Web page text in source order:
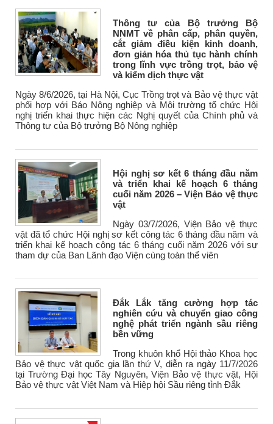
Thông tư của Bộ trưởng Bộ
NNMT về phân cấp, phân quyền,
cắt giảm điều kiện kinh doanh,
đơn giản hóa thủ tục hành chính
trong lĩnh vực trồng trọt, bảo vệ
và kiểm dịch thực vật
Ngày 8/6/2026, tại Hà Nội, Cục Trồng trọt và Bảo vệ thực vật
phối hợp với Báo Nông nghiệp và Môi trường tổ chức Hội
nghị triển khai thực hiện các Nghị quyết của Chính phủ và
Thông tư của Bộ trưởng Bộ Nông nghiệp
Hội nghị sơ kết 6 tháng đầu năm
và triển khai kế hoạch 6 tháng
cuối năm 2026 – Viện Bảo vệ thực
vật
Ngày 03/7/2026, Viện Bảo vệ thực
vật đã tổ chức Hội nghị sơ kết công tác 6 tháng đầu năm và
triển khai kế hoạch công tác 6 tháng cuối năm 2026 với sự
tham dự của Ban Lãnh đạo Viện cùng toàn thể viên
Đắk Lắk tăng cường hợp tác
nghiên cứu và chuyển giao công
nghệ phát triển ngành sầu riêng
bền vững
Trong khuôn khổ Hội thảo Khoa học
Bảo vệ thực vật quốc gia lần thứ V, diễn ra ngày 11/7/2026
tại Trường Đại học Tây Nguyên, Viện Bảo vệ thực vật, Hội
Bảo vệ thực vật Việt Nam và Hiệp hội Sầu riêng tỉnh Đắk